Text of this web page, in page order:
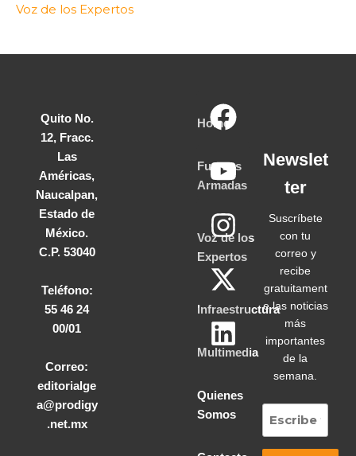
Voz de los Expertos
Quito No.
12, Fracc.
Las
Américas,
Naucalpan,
Estado de
México.
C.P. 53040
Teléfono:
55 46 24
00/01
Correo:
editorialge
a@prodigy
.net.mx
Home
Fuerzas
Armadas
Voz de los
Expertos
Infraestructura
Multimedia
Quienes
Somos
Newslet
ter
Suscríbete
con tu
correo y
recibe
gratuitament
e las noticias
más
importantes
de la
semana.